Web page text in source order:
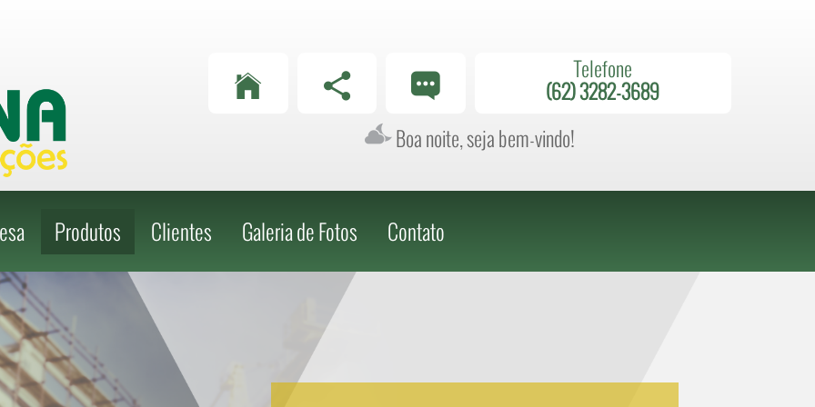
(62) 3282-3689
Telefone
(62) 3282-3689
Telefone
(62) 3282-3689
Boa noite, seja bem-vindo!
Produtos Clientes Galeria de Fotos Contato